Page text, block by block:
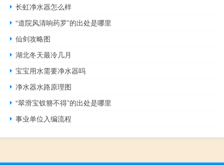
长虹净水器怎么样
“道院风清响药罗”的出处是哪里
仙剑攻略图
湖北冬天最冷几月
宝宝用水需要净水器吗
净水器水路原理图
“翠滑宝钗簪不得”的出处是哪里
事业单位入编流程